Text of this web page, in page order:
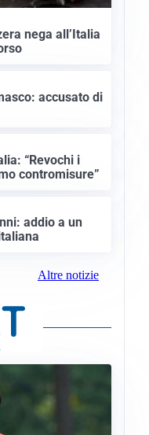
nega all’Italia
accusato di
“Revochi i
contromisure”
addio a un
Altre notizie